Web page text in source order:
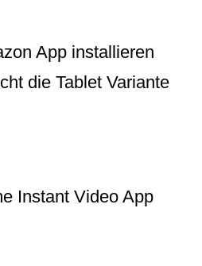
App installieren
die Tablet Variante
Instant Video App